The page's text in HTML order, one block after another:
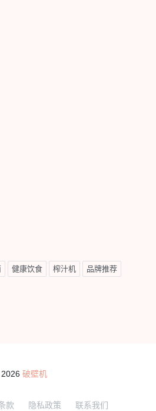
健康饮食 榨汁机 品牌推荐
2026 破壁机
款 隐私政策 联系我们